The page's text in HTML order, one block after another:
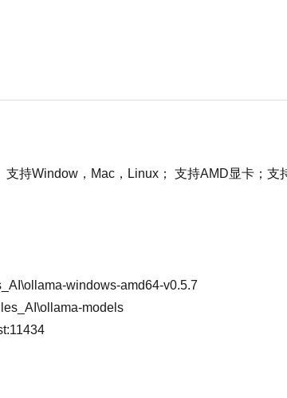
持Window，Mac，Linux； 支持AMD显卡；支
windows-amd64-v0.5.7
models